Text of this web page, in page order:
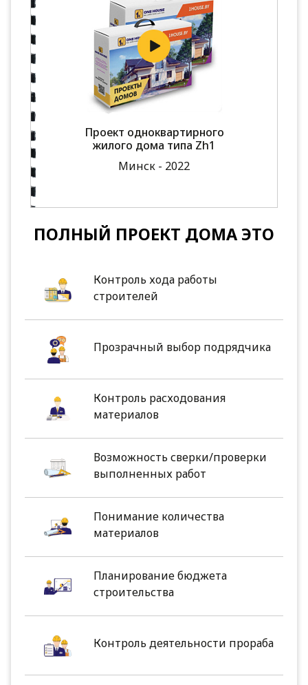
Проект одноквартирного
жилого дома типа Zh1
Минск - 2022
ПОЛНЫЙ ПРОЕКТ ДОМА ЭТО
Контроль хода работы
строителей
Прозрачный выбор подрядчика
Контроль расходования
материалов
Возможность сверки/проверки
выполненных работ
Понимание количества
материалов
Планирование бюджета
строительства
Контроль деятельности прораба